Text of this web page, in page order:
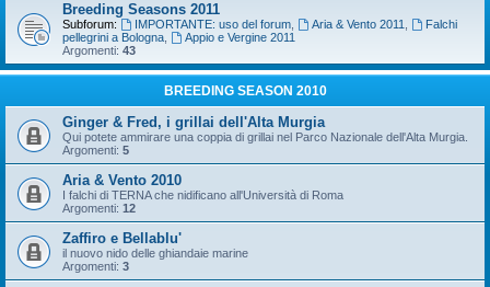
Breeding Seasons 2011
Subforum: IMPORTANTE: uso del forum, Aria & Vento 2011
Falchi
pellegrini a Bologna
Appio e Vergine 2011
Argomenti: 43
BREEDING SEASON 2010
Ginger & Fred, i grillai dell'Alta Murgia
Qui potete ammirare una coppia di grillai nel Parco Nazionale dell'Alta Murgia.
Argomenti: 5
Aria & Vento 2010
I falchi di TERNA che nidificano all'Università di Roma
Argomenti: 12
Zaffiro e Bellablu'
il nuovo nido delle ghiandaie marine
Argomenti: 3